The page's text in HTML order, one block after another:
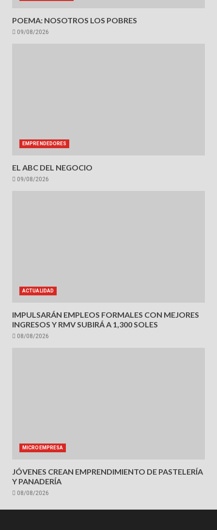
POEMA: NOSOTROS LOS POBRES
09/08/2026
EMPRENDEDORES
EL ABC DEL NEGOCIO
09/08/2026
ACTUALIDAD
IMPULSARÁN EMPLEOS FORMALES CON MEJORES
INGRESOS Y RMV SUBIRÁ A 1,300 SOLES
08/08/2026
MICROEMPRESA
JÓVENES CREAN EMPRENDIMIENTO DE PASTELERÍA
Y PANADERÍA
08/08/2026